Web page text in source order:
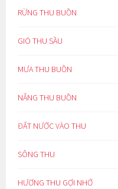
RỪNG THU BUỒN
GIÓ THU SẦU
MƯA THU BUỒN
NẮNG THU BUỒN
ĐẤT NƯỚC VÀO THU
SÔNG THU
HƯƠNG THU GỢI NHỚ